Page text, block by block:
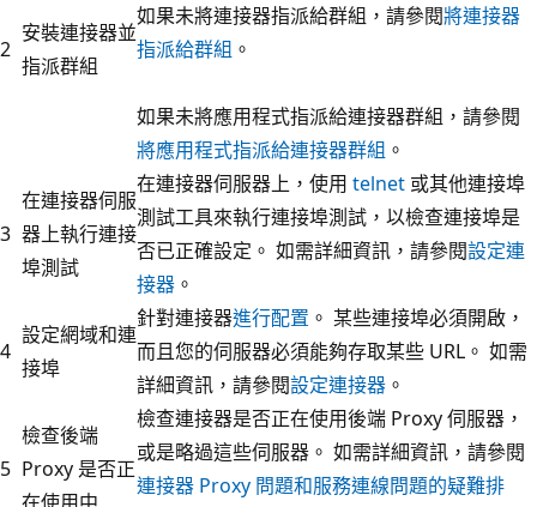
2
安裝連接器並
指派群組
如果未將連接器指派給群組，請參閱將連接器
指派給群組 。
如果未將應用程式指派給連接器群組，請參閱
將應用程式指派給連接器群組 。
3
在連接器伺服
器上執行連接
埠測試
在連接器伺服器上，使用 telnet 或其他連接埠
測試工具來執行連接埠測試，以檢查連接埠是
否已正確設定。 如需詳細資訊，請參閱設定連
接器 。
4
設定網域和連
接埠
針對連接器進行配置 。 某些連接埠必須開啟，
而且您的伺服器必須能夠存取某些 URL。 如需
詳細資訊，請參閱設定連接器 。
5
檢查後端
Proxy 是否正
檢查連接器是否正在使用後端 Proxy 伺服器，
或是略過這些伺服器。 如需詳細資訊，請參閱
連接器 Proxy 問題和服務連線問題的疑難排